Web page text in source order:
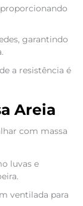
garantindo
a resistência é
Areia
com massa
luvas e
ventilada para